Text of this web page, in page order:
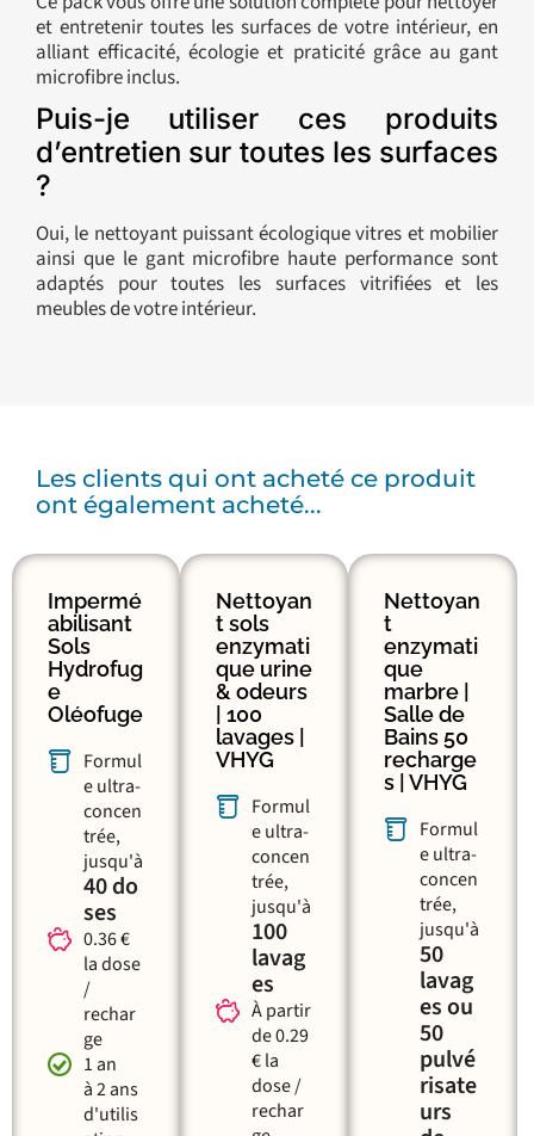
et entretenir toutes les surfaces de votre intérieur, en
alliant efficacité, écologie et praticité grâce au gant
microfibre inclus.
Puis-je utiliser ces produits
d’entretien sur toutes les surfaces
?
Oui, le nettoyant puissant écologique vitres et mobilier
ainsi que le gant microfibre haute performance sont
adaptés pour toutes les surfaces vitrifiées et les
meubles de votre intérieur.
Les clients qui ont acheté ce produit
ont également acheté...
Impermé
abilisant
Sols
Hydrofug
e
Oléofuge
Formul
e ultra-
concen
trée,
jusqu'à
40 do
ses
0.36 €
la dose
/
rechar
ge
1 an
à 2 ans
d'utilis
Nettoyan
t sols
enzymati
que urine
& odeurs
| 100
lavages |
VHYG
Formul
e ultra-
concen
trée,
jusqu'à
100
lavag
es
À partir
de 0.29
€ la
dose /
rechar
Nettoyan
t
enzymati
que
marbre |
Salle de
Bains 50
recharge
s | VHYG
Formul
e ultra-
concen
trée,
jusqu'à
50
lavag
es ou
50
pulvé
risate
urs